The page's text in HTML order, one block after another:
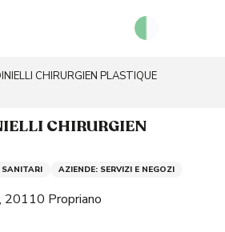
CHIRURGIEN PLASTIQUE
CHIRURGIEN
SANITARI AZIENDE: SERVIZI E NEGOZI
20110 Propriano